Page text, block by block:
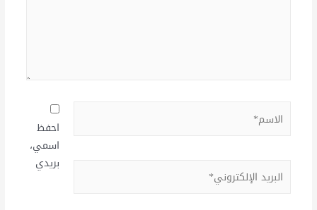
احفظ
اسمي،
بريدي